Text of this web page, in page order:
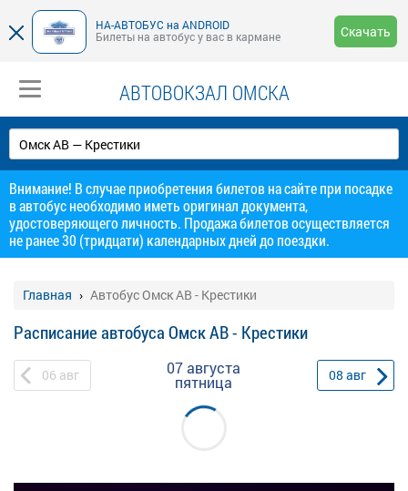
НА-АВТОБУС на ANDROID
Билеты на автобус у вас в кармане
Скачать
АВТОВОКЗАЛ ОМСКА
Внимание! В случае приобретения билетов на сайте при посадке
в автобус необходимо иметь оригинал документа,
удостоверяющего личность. Продажа билетов осуществляется
не ранее 30 (тридцати) календарных дней до поездки.
Главная Автобус Омск АВ - Крестики
Расписание автобуса Омск АВ - Крестики
06 авг 07 августа
пятница 08 авг